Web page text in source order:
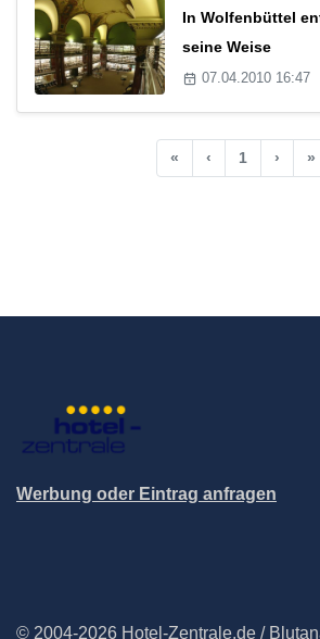
In Wolfenbüttel
seine Weise
07.04.2010 16:47
« ‹ 1 › »
Werbung oder Eintrag anfragen
© 2004-2026 Hotel-Zentrale.de /